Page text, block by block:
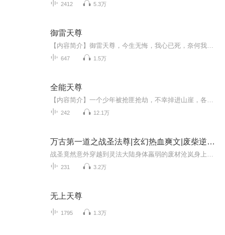
2412 5.3万
御雷天尊
647 1.5万
全能天尊
242 12.1万
万古第一道之战圣法尊|玄幻热血爽文|废柴逆袭|无量天尊
231 3.2万
无上天尊
1795 1.3万